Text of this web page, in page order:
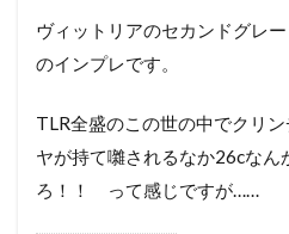
ヴィットリアのセカンドグレ
のインプレです。
TLR全盛のこの世の中でクリ
ヤが持て囃されるなか26cなん
ろ！！ って感じですが……